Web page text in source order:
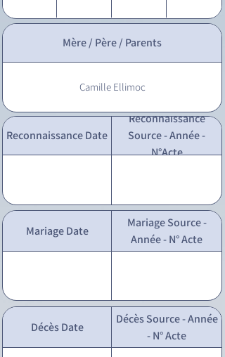
Mère / Père / Parents
Camille Ellimoc
Reconnaissance Date
Reconnaissance
Source - Année -
N°Acte
Mariage Date
Mariage Source -
Année - N° Acte
Décès Date
Décès Source - Année
- N° Acte